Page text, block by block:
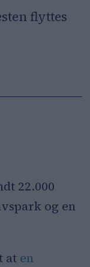
flyttes
22.000
og en
at en